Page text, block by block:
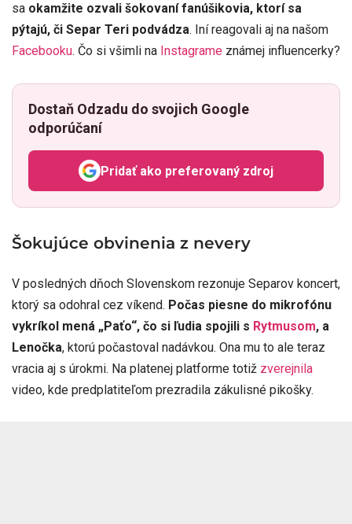
sa okamžite ozvali šokovaní fanúšikovia, ktorí sa
pýtajú, či Separ Teri podvádza. Iní reagovali aj na našom
Facebooku. Čo si všimli na Instagrame známej influencerky?
Dostaň Odzadu do svojich Google
odporúčaní
Pridať ako preferovaný zdroj
Odzadu, odkaz sa otvorí v
Šokujúce obvinenia z nevery
V posledných dňoch Slovenskom rezonuje Separov koncert,
ktorý sa odohral cez víkend. Počas piesne do mikrofónu
vykríkol mená „Paťo“, čo si ľudia spojili s Rytmusom, a
Lenočka, ktorú počastoval nadávkou. Ona mu to ale teraz
vracia aj s úrokmi. Na platenej platforme totiž zverejnila
video, kde predplatiteľom prezradila zákulisné pikošky.